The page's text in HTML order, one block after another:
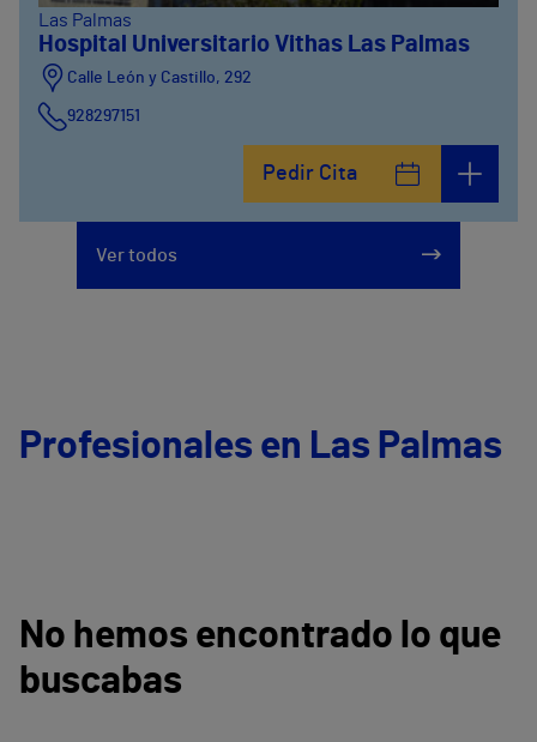
Las Palmas
Hospital Universitario Vithas Las Palmas
Calle León y Castillo, 292
928297151
Pedir Cita
Ver todos
Profesionales en Las Palmas
No hemos encontrado lo que
buscabas